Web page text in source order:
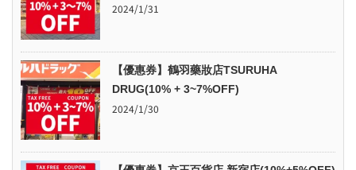
2024/1/31
【優惠券】鶴羽藥妝店TSURUHA
DRUG(10% + 3~7%OFF)
2024/1/30